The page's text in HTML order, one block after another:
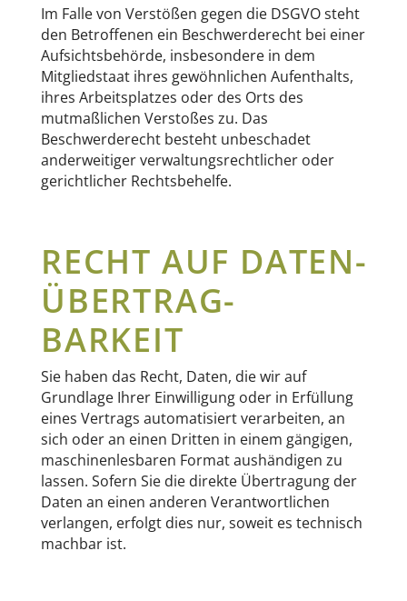
Im Falle von Verstößen gegen die DSGVO steht
den Betroffenen ein Beschwerderecht bei einer
Aufsichtsbehörde, insbesondere in dem
Mitgliedstaat ihres gewöhnlichen Aufenthalts,
ihres Arbeitsplatzes oder des Orts des
mutmaßlichen Verstoßes zu. Das
Beschwerderecht besteht unbeschadet
anderweitiger verwaltungsrechtlicher oder
gerichtlicher Rechtsbehelfe.
RECHT AUF DATEN­
ÜBERTRAG­
BARKEIT
Sie haben das Recht, Daten, die wir auf
Grundlage Ihrer Einwilligung oder in Erfüllung
eines Vertrags automatisiert verarbeiten, an
sich oder an einen Dritten in einem gängigen,
maschinenlesbaren Format aushändigen zu
lassen. Sofern Sie die direkte Übertragung der
Daten an einen anderen Verantwortlichen
verlangen, erfolgt dies nur, soweit es technisch
machbar ist.